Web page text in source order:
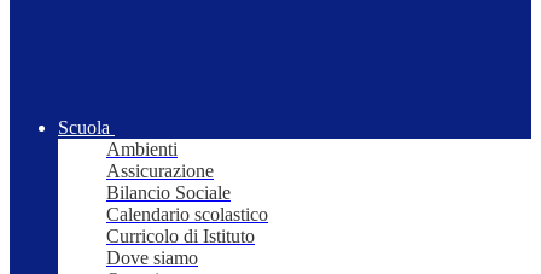
Scuola
Ambienti
Assicurazione
Bilancio Sociale
Calendario scolastico
Curricolo di Istituto
Dove siamo